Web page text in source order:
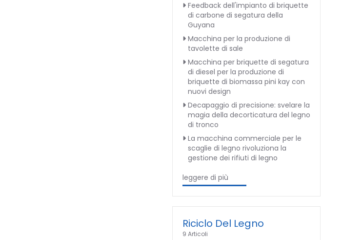
Feedback dell'impianto di briquette
di carbone di segatura della
Guyana
Macchina per la produzione di
tavolette di sale
Macchina per briquette di segatura
di diesel per la produzione di
briquette di biomassa pini kay con
nuovi design
Decapaggio di precisione: svelare la
magia della decorticatura del legno
di tronco
La macchina commerciale per le
scaglie di legno rivoluziona la
gestione dei rifiuti di legno
leggere di più
Riciclo Del Legno
9 Articoli